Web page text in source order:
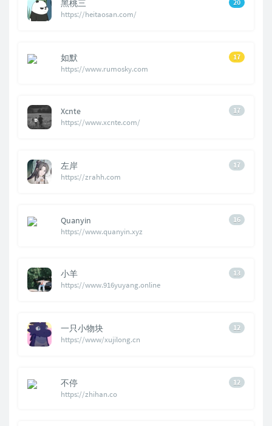
20
黑桃三
https://heitaosan.com/
17
如默
https://www.rumosky.com
17
Xcnte
https://www.xcnte.com/
17
左岸
https://zrahh.com
16
Quanyin
https://www.quanyin.xyz
13
小羊
https://www.916yuyang.online
12
一只小物块
https://www/xujilong.cn
12
不停
https://zhihan.co